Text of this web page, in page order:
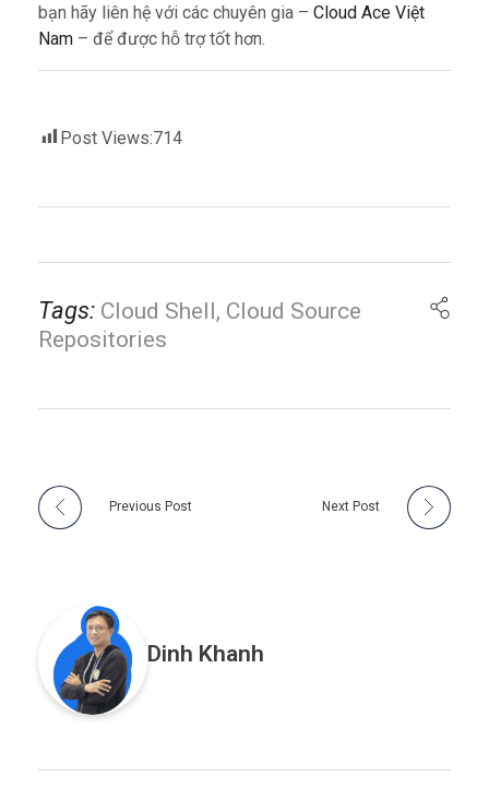
bạn hãy liên hệ với các chuyên gia – Cloud Ace Việt
Nam – để được hỗ trợ tốt hơn.
Post Views:714
Tags: Cloud Shell, Cloud Source
Repositories
Previous Post Next Post
Dinh Khanh